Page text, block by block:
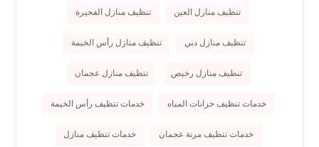
تنظيف منازل العين تنظيف منازل الفجيرة
تنظيف منازل دبي تنظيف منازل رأس الخيمة
تنظيف منازل رخيص تنظيف منازل عجمان
خدمات تنظيف خزانات المياه خدمات تنظيف رأس الخيمة
خدمات تنظيف مرنة عجمان خدمات تنظيف منازل